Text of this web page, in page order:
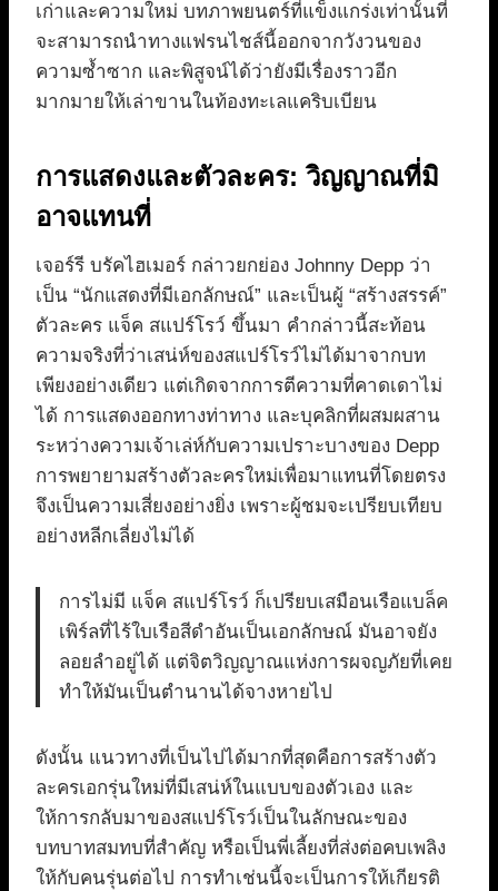
เก่าและความใหม่ บทภาพยนตร์ที่แข็งแกร่งเท่านั้นที่
จะสามารถนำทางแฟรนไชส์นี้ออกจากวังวนของ
ความซ้ำซาก และพิสูจน์ได้ว่ายังมีเรื่องราวอีก
มากมายให้เล่าขานในท้องทะเลแคริบเบียน
การแสดงและตัวละคร: วิญญาณที่มิ
อาจแทนที่
เจอร์รี บรัคไฮเมอร์ กล่าวยกย่อง Johnny Depp ว่า
เป็น “นักแสดงที่มีเอกลักษณ์” และเป็นผู้ “สร้างสรรค์”
ตัวละคร แจ็ค สแปร์โรว์ ขึ้นมา คำกล่าวนี้สะท้อน
ความจริงที่ว่าเสน่ห์ของสแปร์โรว์ไม่ได้มาจากบท
เพียงอย่างเดียว แต่เกิดจากการตีความที่คาดเดาไม่
ได้ การแสดงออกทางท่าทาง และบุคลิกที่ผสมผสาน
ระหว่างความเจ้าเล่ห์กับความเปราะบางของ Depp
การพยายามสร้างตัวละครใหม่เพื่อมาแทนที่โดยตรง
จึงเป็นความเสี่ยงอย่างยิ่ง เพราะผู้ชมจะเปรียบเทียบ
อย่างหลีกเลี่ยงไม่ได้
การไม่มี แจ็ค สแปร์โรว์ ก็เปรียบเสมือนเรือแบล็ค
เพิร์ลที่ไร้ใบเรือสีดำอันเป็นเอกลักษณ์ มันอาจยัง
ลอยลำอยู่ได้ แต่จิตวิญญาณแห่งการผจญภัยที่เคย
ทำให้มันเป็นตำนานได้จางหายไป
ดังนั้น แนวทางที่เป็นไปได้มากที่สุดคือการสร้างตัว
ละครเอกรุ่นใหม่ที่มีเสน่ห์ในแบบของตัวเอง และ
ให้การกลับมาของสแปร์โรว์เป็นในลักษณะของ
บทบาทสมทบที่สำคัญ หรือเป็นพี่เลี้ยงที่ส่งต่อคบเพลิง
ให้กับคนรุ่นต่อไป การทำเช่นนี้จะเป็นการให้เกียรติ